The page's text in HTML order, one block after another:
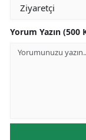
Yorum Yazın (500